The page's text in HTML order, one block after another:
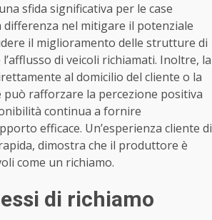
sfida significativa per le case
nel mitigare il potenziale
il miglioramento delle strutture di
di veicoli richiamati. Inoltre, la
al domicilio del cliente o la
rafforzare la percezione positiva
continua a fornire
efficace. Un’esperienza cliente di
dimostra che il produttore è
come un richiamo.
di richiamo